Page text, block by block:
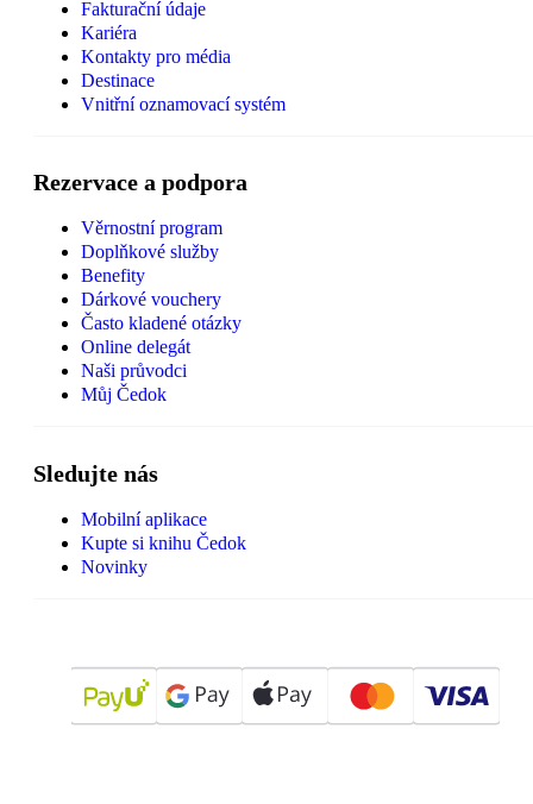
Fakturační údaje
Kariéra
Kontakty pro média
Destinace
Vnitřní oznamovací systém
Rezervace a podpora
Věrnostní program
Doplňkové služby
Benefity
Dárkové vouchery
Často kladené otázky
Online delegát
Naši průvodci
Můj Čedok
Sledujte nás
Mobilní aplikace
Kupte si knihu Čedok
Novinky